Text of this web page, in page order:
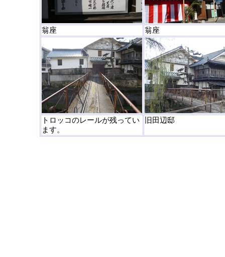
翁座 翁座
トロッコのレールが残ってい
ます。
旧田辺邸